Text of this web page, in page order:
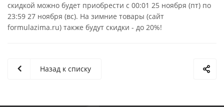
скидкой можно будет приобрести с 00:01 25 ноября (пт) по
23:59 27 ноября (вс). На зимние товары (сайт
formulazima.ru) также будут скидки - до 20%!
Назад к списку